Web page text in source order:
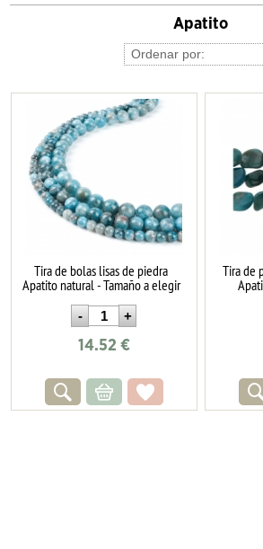
Apatito
Tira de bolas lisas de piedra
Apatito natural - Tamaño a elegir
14.52 €
Tira de